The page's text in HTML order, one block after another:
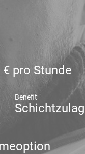
€ pro Stunde
Benefit